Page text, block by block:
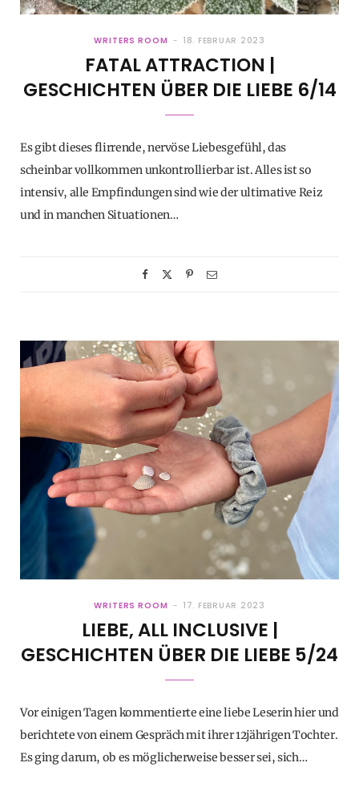
WRITERS ROOM 18. FEBRUAR 2023
FATAL ATTRACTION |
GESCHICHTEN ÜBER DIE LIEBE 6/14
Es gibt dieses flirrende, nervöse Liebesgefühl, das
scheinbar vollkommen unkontrollierbar ist. Alles ist so
intensiv, alle Empfindungen sind wie der ultimative Reiz
und in manchen Situationen…
WRITERS ROOM 17. FEBRUAR 2023
LIEBE, ALL INCLUSIVE |
GESCHICHTEN ÜBER DIE LIEBE 5/24
Vor einigen Tagen kommentierte eine liebe Leserin hier und
berichtete von einem Gespräch mit ihrer 12jährigen Tochter.
Es ging darum, ob es möglicherweise besser sei, sich…